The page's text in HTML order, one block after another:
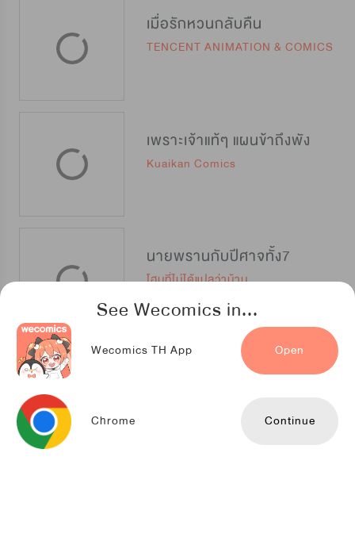
See Wecomics in...
Wecomics TH App Open
Chrome Continue
เมื่อรักหวนกลับคืน
TENCENT ANIMATION & COMICS
เพราะเจ้าแท้ๆ แผนข้าถึงพัง
Kuaikan Comics
นายพรานกับปีศาจทั้ง7
โฮมที่ไม่ได้แปลว่าบ้าน
จันทรากระจ่างรัก